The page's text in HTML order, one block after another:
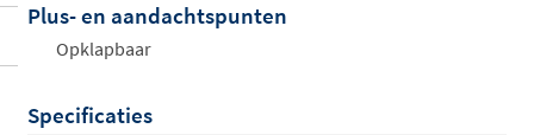
Offertes
Plus- en aandachtspunten
Opklapbaar
Specificaties